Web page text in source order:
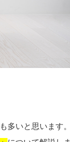
多いと思います。